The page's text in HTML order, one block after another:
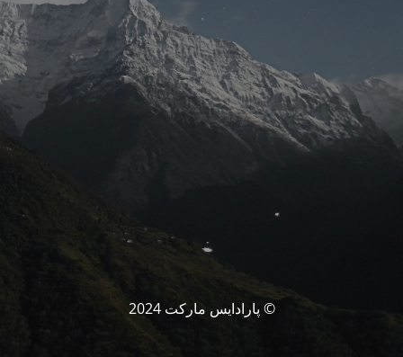
© پارادایس مارکت 2024